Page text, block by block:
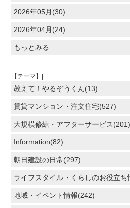
2026年05月(30)
2026年04月(24)
もっとみる
【テーマ】|
教えて！やるぞうくん(13)
賃貸マンション・注文住宅(527)
大規模修繕・アフターサービス(201)
Information(82)
朝日建設の日常(297)
ライフスタイル・くらしのお役立ち
地域・イベント情報(242)